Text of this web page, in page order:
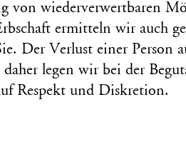
von wiederverwertbaren
ermitteln wir auch
Der Verlust einer Person
legen wir bei der
Respekt und Diskretion.